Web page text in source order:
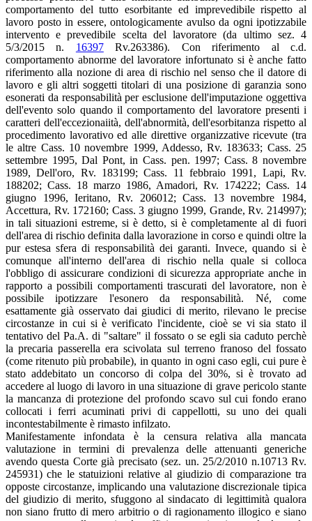
comportamento del tutto esorbitante ed imprevedibile rispetto al
lavoro posto in essere, ontologicamente avulso da ogni ipotizzabile
intervento e prevedibile scelta del lavoratore (da ultimo sez. 4
5/3/2015 n. 16397Rv.263386). Con riferimento al c.d.
comportamento abnorme del lavoratore infortunato si è anche fatto
riferimento alla nozione di area di rischio nel senso che il datore di
lavoro e gli altri soggetti titolari di una posizione di garanzia sono
esonerati da responsabilità per esclusione dell'imputazione oggettiva
dell'evento solo quando il comportamento del lavoratore presenti i
caratteri dell'eccezionaiità, dell'abnormità, dell'esorbitanza rispetto al
procedimento lavorativo ed alle direttive organizzative ricevute (tra
le altre Cass. 10 novembre 1999, Addesso, Rv. 183633; Cass. 25
settembre 1995, Dal Pont, in Cass. pen. 1997; Cass. 8 novembre
1989, Dell'oro, Rv. 183199; Cass. 11 febbraio 1991, Lapi, Rv.
188202; Cass. 18 marzo 1986, Amadori, Rv. 174222; Cass. 14
giugno 1996, Ieritano, Rv. 206012; Cass. 13 novembre 1984,
Accettura, Rv. 172160; Cass. 3 giugno 1999, Grande, Rv. 214997);
in tali situazioni estreme, si è detto, si è completamente al di fuori
dell'area di rischio definita dalla lavorazione in corso e quindi oltre la
pur estesa sfera di responsabilità dei garanti. Invece, quando si è
comunque all'interno dell'area di rischio nella quale si colloca
l'obbligo di assicurare condizioni di sicurezza appropriate anche in
rapporto a possibili comportamenti trascurati del lavoratore, non è
possibile ipotizzare l'esonero da responsabilità. Né, come
esattamente già osservato dai giudici di merito, rilevano le precise
circostanze in cui si è verificato l'incidente, cioè se vi sia stato il
tentativo del Pa.A. di "saltare" il fossato o se egli sia caduto perchè
la precaria passerella era scivolata sul terreno franoso del fossato
(come ritenuto più probabile), in quanto in ogni caso egli, cui pure è
stato addebitato un concorso di colpa del 30%, si è trovato ad
accedere al luogo di lavoro in una situazione di grave pericolo stante
la mancanza di protezione del profondo scavo sul cui fondo erano
collocati i ferri acuminati privi di cappellotti, su uno dei quali
incontestabilmente è rimasto infilzato.
Manifestamente infondata è la censura relativa alla mancata
valutazione in termini di prevalenza delle attenuanti generiche
avendo questa Corte già precisato (sez. un. 25/2/2010 n.10713 Rv.
245931) che le statuizioni relative al giudizio di comparazione tra
opposte circostanze, implicando una valutazione discrezionale tipica
del giudizio di merito, sfuggono al sindacato di legittimità qualora
non siano frutto di mero arbitrio o di ragionamento illogico e siano